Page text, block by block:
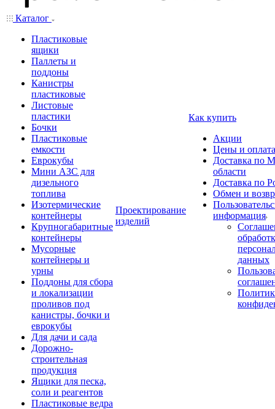
Каталог
Пластиковые
ящики
Паллеты и
поддоны
Канистры
пластиковые
Листовые
пластики
Бочки
Пластиковые
емкости
Еврокубы
Мини АЗС для
дизельного
топлива
Изотермические
контейнеры
Крупногабаритные
контейнеры
Мусорные
контейнеры и
урны
Поддоны для сбора
и локализации
проливов под
канистры, бочки и
еврокубы
Для дачи и сада
Дорожно-
строительная
продукция
Ящики для песка,
соли и реагентов
Пластиковые ведра
Проектирование
изделий
Как купить
Акции
Цены и оплата
Доставка по
области
Доставка по
Обмен и
информация
данных